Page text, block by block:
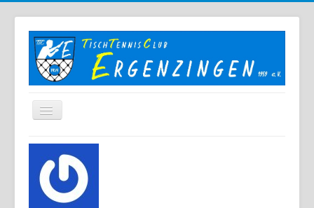
Home
Der TTC
Mannschaften